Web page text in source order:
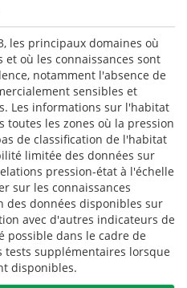
les principaux domaines où
où les connaissances sont
notamment l'absence de
sensibles et
Les informations sur l'habitat
les zones où la pression
de classification de l'habitat
limitée des données sur
pression-état à l'échelle
sur les connaissances
des données disponibles sur
avec d'autres indicateurs de
possible dans le cadre de
tests supplémentaires lorsque
disponibles.